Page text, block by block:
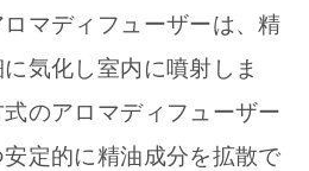
マディフューザーは、精
気化し室内に噴射しま
のアロマディフューザー
定的に精油成分を拡散で